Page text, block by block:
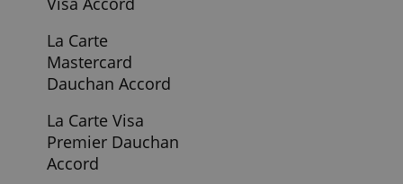
Fortuneo Compte
Bourse
Fosfo Mastercard
De Fortuneo
Fosfo Mastercard